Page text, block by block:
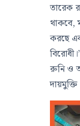
তারেক
থাকবে,
করছে
রুনি ও